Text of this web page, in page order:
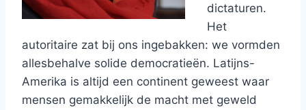
dictaturen.
Het
autoritaire zat bij ons ingebakken: we vormden
allesbehalve solide democratieën. Latijns-
Amerika is altijd een continent geweest waar
mensen gemakkelijk de macht met geweld